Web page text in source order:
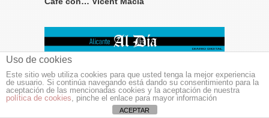
NOTICIAS DE ALICANTE AL DÍA
La mejor música de Ennio Morricone por
l’Ensemble le Muse y el jazz a la Ermita con «Baila la
Uso de cookies
Este sitio web utiliza cookies para que usted tenga la mejor experiencia
de usuario. Si continúa navegando está dando su consentimiento para la
aceptación de las mencionadas cookies y la aceptación de nuestra
política de cookies, pinche el enlace para mayor información
ACEPTAR